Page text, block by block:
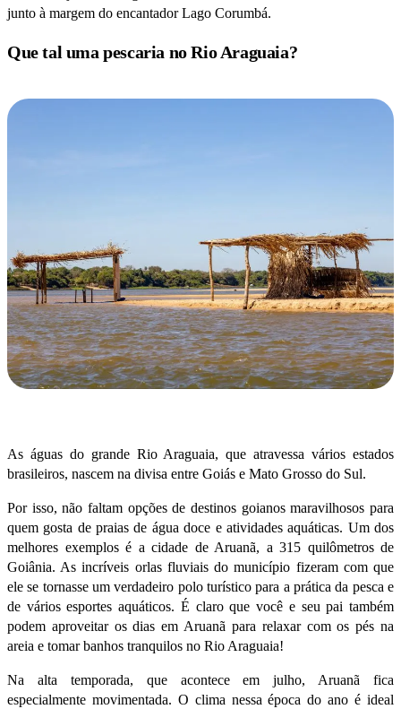
junto à margem do encantador Lago Corumbá.
Que tal uma pescaria no Rio Araguaia?
As águas do grande Rio Araguaia, que atravessa vários estados
brasileiros, nascem na divisa entre Goiás e Mato Grosso do Sul.
Por isso, não faltam opções de destinos goianos maravilhosos para
quem gosta de praias de água doce e atividades aquáticas. Um dos
melhores exemplos é a cidade de Aruanã, a 315 quilômetros de
Goiânia. As incríveis orlas fluviais do município fizeram com que
ele se tornasse um verdadeiro polo turístico para a prática da pesca e
de vários esportes aquáticos. É claro que você e seu pai também
podem aproveitar os dias em Aruanã para relaxar com os pés na
areia e tomar banhos tranquilos no Rio Araguaia!
Na alta temporada, que acontece em julho, Aruanã fica
especialmente movimentada. O clima nessa época do ano é ideal